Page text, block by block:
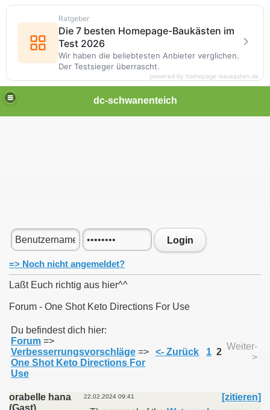
dc-schwanenteich
Login
=> Noch nicht angemeldet?
Laßt Euch richtig aus hier^^
Forum - One Shot Keto Directions For Use
Du befindest dich hier:
Forum =>
Verbesserrungsvorschläge =>
One Shot Keto Directions For
Use
<- Zurück 1 2
Weiter-
>
orabelle hana
(Gast)
22.02.2024 09:41
[zitieren]
Ratgeber
Die 7 besten Homepage-Baukästen im
Test 2026
Wir haben die beliebtesten Anbieter verglichen.
Der Testsieger überrascht.
powered by homepage-baukasten.de